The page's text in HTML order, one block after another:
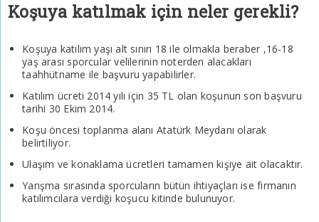
Koşuya katılmak için neler gerekli?
Koşuya katılım yaşı alt sınırı 18 ile olmakla beraber ,16-18
yaş arası sporcular velilerinin noterden alacakları
taahhütname ile başvuru yapabilirler.
Katılım ücreti 2014 yılı için 35 TL olan koşunun son başvuru
tarihi 30 Ekim 2014.
Koşu öncesi toplanma alanı Atatürk Meydanı olarak
belirtiliyor.
Ulaşım ve konaklama ücretleri tamamen kişiye ait olacaktır.
Yarışma sırasında sporcuların bütün ihtiyaçları ise firmanın
katılımcılara verdiği koşucu kitinde bulunuyor.